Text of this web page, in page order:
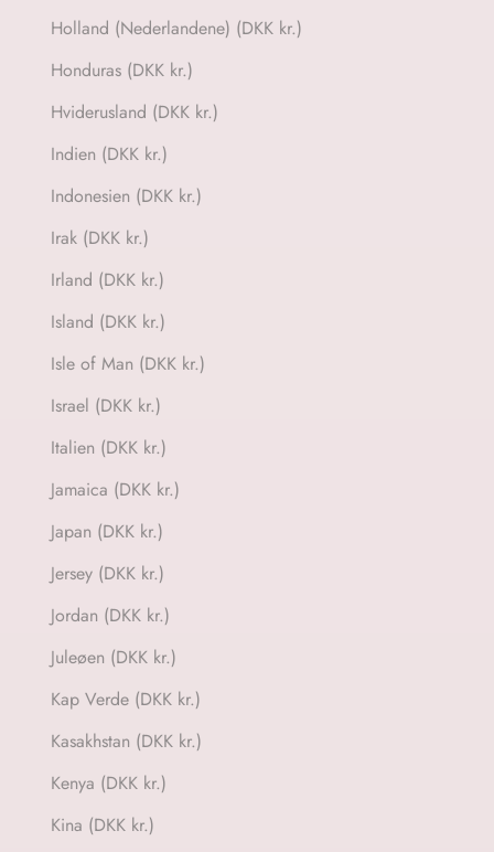
Holland (Nederlandene) (DKK kr.)
Honduras (DKK kr.)
Hviderusland (DKK kr.)
Indien (DKK kr.)
Indonesien (DKK kr.)
Irak (DKK kr.)
Irland (DKK kr.)
Island (DKK kr.)
Isle of Man (DKK kr.)
Israel (DKK kr.)
Italien (DKK kr.)
Jamaica (DKK kr.)
Japan (DKK kr.)
Jersey (DKK kr.)
Jordan (DKK kr.)
Juleøen (DKK kr.)
Kap Verde (DKK kr.)
Kasakhstan (DKK kr.)
Kenya (DKK kr.)
Kina (DKK kr.)